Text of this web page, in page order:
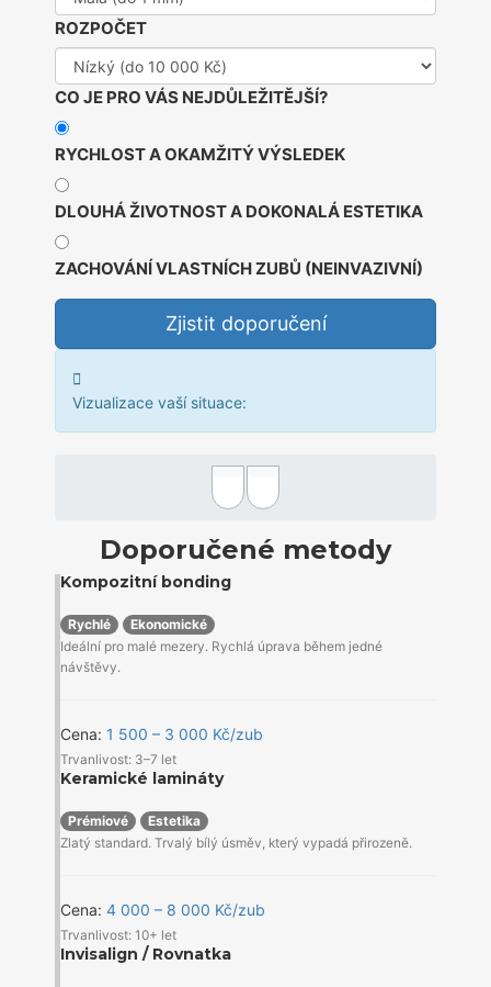
ROZPOČET
CO JE PRO VÁS NEJDŮLEŽITĚJŠÍ?
RYCHLOST A OKAMŽITÝ VÝSLEDEK
DLOUHÁ ŽIVOTNOST A DOKONALÁ ESTETIKA
ZACHOVÁNÍ VLASTNÍCH ZUBŮ (NEINVAZIVNÍ)
Zjistit doporučení
Vizualizace vaší situace:
Doporučené metody
Kompozitní bonding
Rychlé
Ekonomické
Ideální pro malé mezery. Rychlá úprava během jedné
návštěvy.
Cena: 1 500 – 3 000 Kč/zub
Trvanlivost: 3–7 let
Keramické lamináty
Prémiové
Estetika
Zlatý standard. Trvalý bílý úsměv, který vypadá přirozeně.
Cena: 4 000 – 8 000 Kč/zub
Trvanlivost: 10+ let
Invisalign / Rovnatka